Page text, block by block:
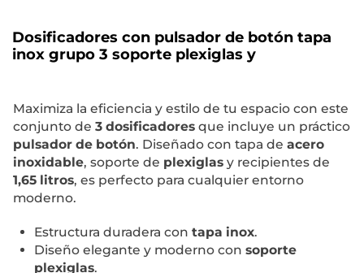
Dosificadores con pulsador de botón tapa
inox grupo 3 soporte plexiglas y
Maximiza la eficiencia y estilo de tu espacio con este
conjunto de 3 dosificadores que incluye un práctico
pulsador de botón. Diseñado con tapa de acero
inoxidable, soporte de plexiglas y recipientes de
1,65 litros, es perfecto para cualquier entorno
moderno.
Estructura duradera con tapa inox.
Diseño elegante y moderno con soporte
plexiglas.